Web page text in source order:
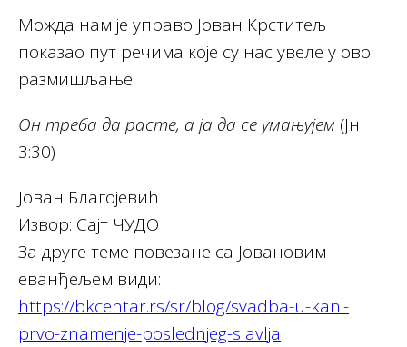
Можда нам је управо Јован Крститељ
показао пут речима које су нас увеле у ово
размишљање:
Он треба да расте, а ја да се умањујем (Јн
3:30)
Јован Благојевић
Извор: Сајт ЧУДО
За друге теме повезане са Јовановим
еванђељем види:
https://bkcentar.rs/sr/blog/svadba-u-kani-
prvo-znamenje-poslednjeg-slavlja